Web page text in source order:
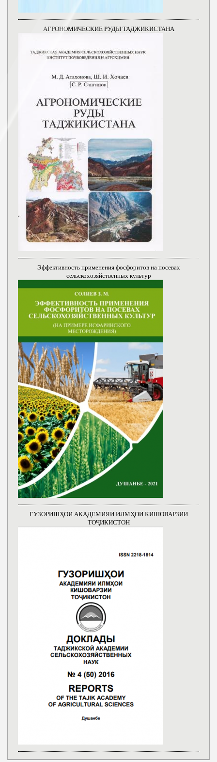
АГРОНОМИЧЕСКИЕ РУДЫ ТАДЖИКИСТАНА
Эффективность применения фосфоритов на посевах
сельскохозяйственных культур
ГУЗОРИШҲОИ АКАДЕМИЯИ ИЛМҲОИ КИШОВАРЗИИ
ТОҶИКИСТОН